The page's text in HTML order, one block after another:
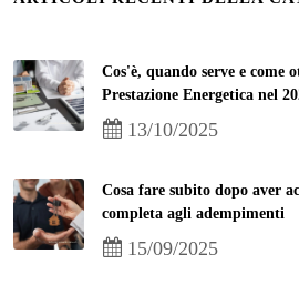
Cos'è, quando serve e come
Prestazione Energetica nel
13/10/2025
Cosa fare subito dopo aver
completa agli adempimenti
15/09/2025